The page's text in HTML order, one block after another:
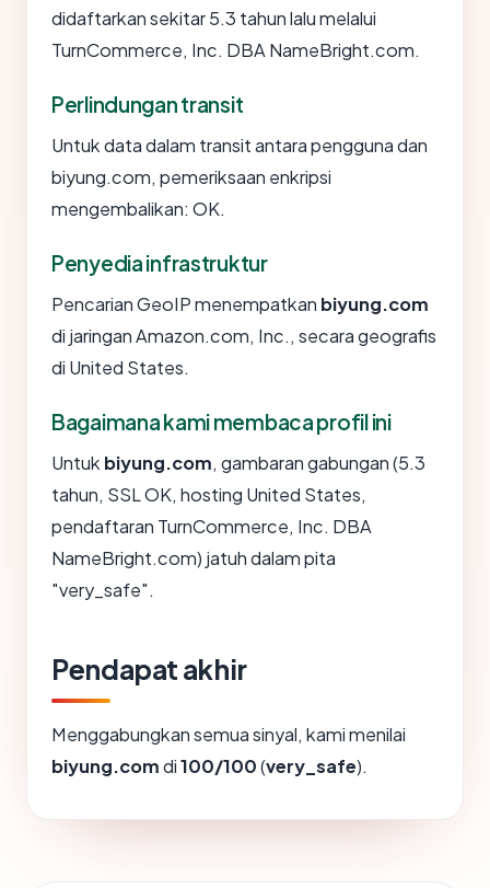
didaftarkan sekitar 5.3 tahun lalu melalui
TurnCommerce, Inc. DBA NameBright.com.
Perlindungan transit
Untuk data dalam transit antara pengguna dan
biyung.com, pemeriksaan enkripsi
mengembalikan: OK.
Penyedia infrastruktur
Pencarian GeoIP menempatkan biyung.com
di jaringan Amazon.com, Inc., secara geografis
di United States.
Bagaimana kami membaca profil ini
Untuk biyung.com, gambaran gabungan (5.3
tahun, SSL OK, hosting United States,
pendaftaran TurnCommerce, Inc. DBA
NameBright.com) jatuh dalam pita
"very_safe".
Pendapat akhir
Menggabungkan semua sinyal, kami menilai
biyung.comdi100/100(very_safe).